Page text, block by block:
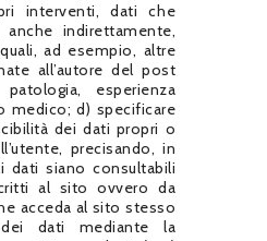
interventi, dati che
anche indirettamente,
ad esempio, altre
all’autore del post
esperienza
medico; d) specificare
dei dati propri o
precisando, in
dati siano consultabili
al sito ovvero da
acceda al sito stesso
dati mediante la